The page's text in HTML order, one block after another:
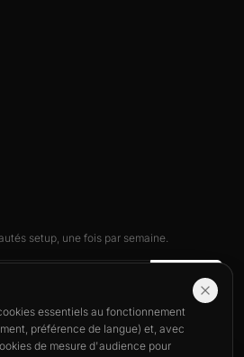
setup, une fois par semaine.
Rejoindre
essentiels au fonctionnement
préférence de langue) et, avec
de mesure d'audience pour